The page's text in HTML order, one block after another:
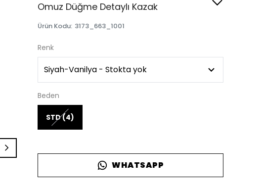
Omuz Düğme Detaylı Kazak
Ürün Kodu: 3173_663_1001
Renk
Beden
STD (4)
WHATSAPP